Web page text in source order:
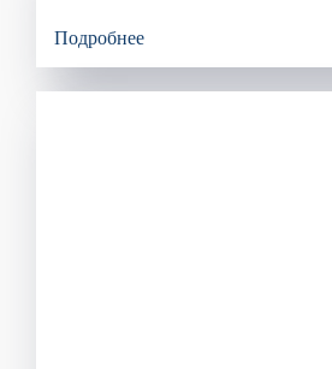
Подробнее